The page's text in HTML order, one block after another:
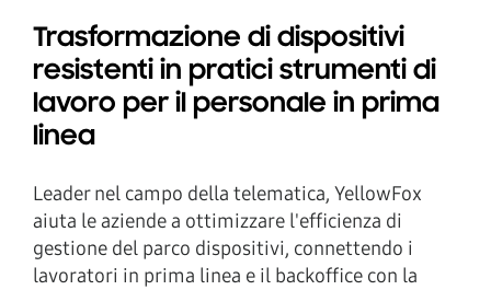
Trasformazione di dispositivi
resistenti in pratici strumenti di
lavoro per il personale in prima
linea
Leader nel campo della telematica, YellowFox
aiuta le aziende a ottimizzare l'efficienza di
gestione del parco dispositivi, connettendo i
lavoratori in prima linea e il backoffice con la